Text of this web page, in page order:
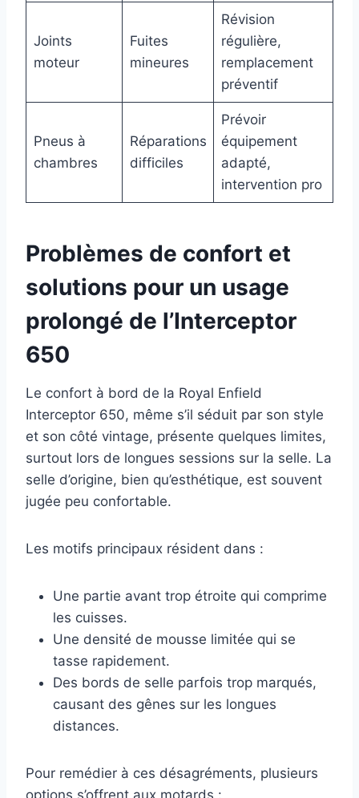
Joints
moteur
Fuites
mineures
Révision
régulière,
remplacement
préventif
Pneus à
chambres
Réparations
difficiles
Prévoir
équipement
adapté,
intervention pro
Problèmes de confort et
solutions pour un usage
prolongé de l’Interceptor
650
Le confort à bord de la Royal Enfield
Interceptor 650, même s’il séduit par son style
et son côté vintage, présente quelques limites,
surtout lors de longues sessions sur la selle. La
selle d’origine, bien qu’esthétique, est souvent
jugée peu confortable.
Les motifs principaux résident dans :
Une partie avant trop étroite qui comprime
les cuisses.
Une densité de mousse limitée qui se
tasse rapidement.
Des bords de selle parfois trop marqués,
causant des gênes sur les longues
distances.
Pour remédier à ces désagréments, plusieurs